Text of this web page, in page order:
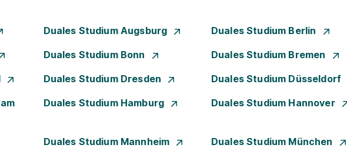
Duales Studium Augsburg Duales Studium Berlin
Duales Studium Bonn Duales Studium Bremen
Duales Studium Dresden Duales Studium Düsseldorf
Duales Studium Hamburg Duales Studium Hannover
Duales Studium Mannheim Duales Studium München